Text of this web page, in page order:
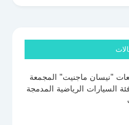
"نيسان ماجنيت" المجمعة
السيارات الرياضية المدمجة